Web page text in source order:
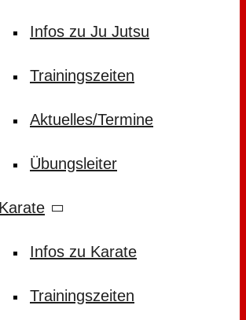
Infos zu Ju Jutsu
Trainingszeiten
Aktuelles/Termine
Übungsleiter
Karate
Infos zu Karate
Trainingszeiten